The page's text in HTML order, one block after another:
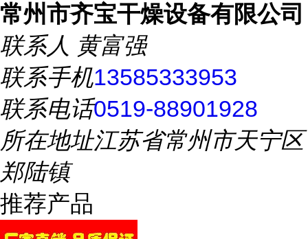
常州市齐宝干燥设备有限公司
联系人 黄富强
联系手机13585333953
联系电话0519-88901928
所在地址江苏省常州市天宁区
郑陆镇
推荐产品